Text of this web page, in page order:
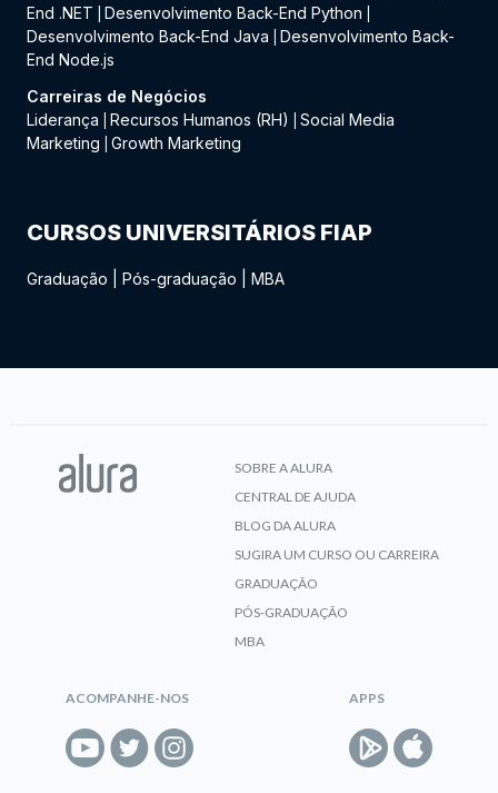
End .NET
Desenvolvimento Back-End Python
Desenvolvimento Back-End Java
Desenvolvimento Back-
End Node.js
Carreiras de Negócios
Liderança
Recursos Humanos (RH)
Social Media
Marketing
Growth Marketing
CURSOS UNIVERSITÁRIOS FIAP
Graduação Pós-graduação MBA
SOBRE A ALURA
CENTRAL DE AJUDA
BLOG DA ALURA
SUGIRA UM CURSO OU CARREIRA
GRADUAÇÃO
PÓS-GRADUAÇÃO
MBA
ACOMPANHE-NOS APPS